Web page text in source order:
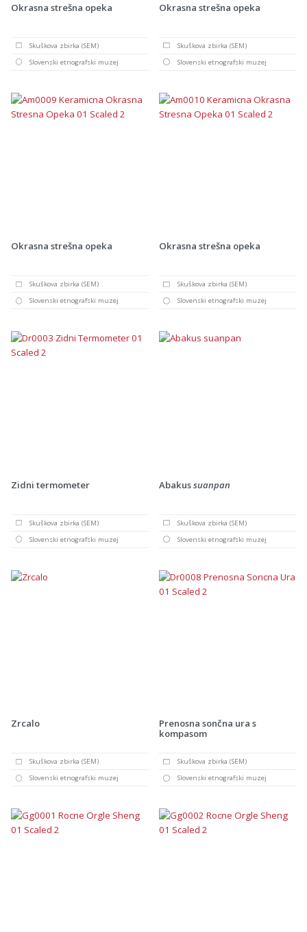
Okrasna strešna opeka
Skuškova zbirka (SEM)
Slovenski etnografski muzej
Okrasna strešna opeka
Skuškova zbirka (SEM)
Slovenski etnografski muzej
Okrasna strešna opeka
Skuškova zbirka (SEM)
Slovenski etnografski muzej
Okrasna strešna opeka
Skuškova zbirka (SEM)
Slovenski etnografski muzej
Zidni termometer
Skuškova zbirka (SEM)
Slovenski etnografski muzej
Abakussuanpan
Skuškova zbirka (SEM)
Slovenski etnografski muzej
Zrcalo
Skuškova zbirka (SEM)
Slovenski etnografski muzej
Prenosna sončna ura s
kompasom
Skuškova zbirka (SEM)
Slovenski etnografski muzej